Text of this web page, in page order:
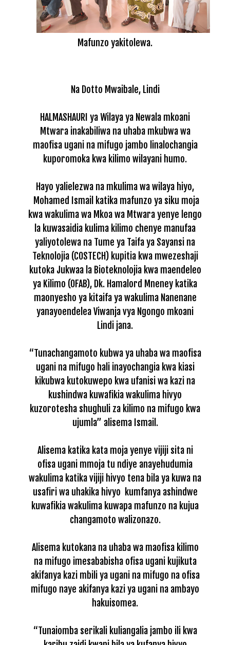
Mafunzo yakitolewa.
Na Dotto Mwaibale, Lindi
HALMASHAURI ya Wilaya ya Newala mkoani
Mtwara inakabiliwa na uhaba mkubwa wa
maofisa ugani na mifugo jambo linalochangia
kuporomoka kwa kilimo wilayani humo.
Hayo yalielezwa na mkulima wa wilaya hiyo,
Mohamed Ismail katika mafunzo ya siku moja
kwa wakulima wa Mkoa wa Mtwara yenye lengo
la kuwasaidia kulima kilimo chenye manufaa
yaliyotolewa na Tume ya Taifa ya Sayansi na
Teknolojia (COSTECH) kupitia kwa mwezeshaji
kutoka Jukwaa la Bioteknolojia kwa maendeleo
ya Kilimo (OFAB), Dk. Hamalord Mneney katika
maonyesho ya kitaifa ya wakulima Nanenane
yanayoendelea Viwanja vya Ngongo mkoani
Lindi jana.
“Tunachangamoto kubwa ya uhaba wa maofisa
ugani na mifugo hali inayochangia kwa kiasi
kikubwa kutokuwepo kwa ufanisi wa kazi na
kushindwa kuwafikia wakulima hivyo
kuzorotesha shughuli za kilimo na mifugo kwa
ujumla” alisema Ismail.
Alisema katika kata moja yenye vijiji sita ni
ofisa ugani mmoja tu ndiye anayehudumia
wakulima katika vijiji hivyo tena bila ya kuwa na
usafiri wa uhakika hivyo kumfanya ashindwe
kuwafikia wakulima kuwapa mafunzo na kujua
changamoto walizonazo.
Alisema kutokana na uhaba wa maofisa kilimo
na mifugo imesababisha ofisa ugani kujikuta
akifanya kazi mbili ya ugani na mifugo na ofisa
mifugo naye akifanya kazi ya ugani na ambayo
hakuisomea.
“Tunaiomba serikali kuliangalia jambo ili kwa